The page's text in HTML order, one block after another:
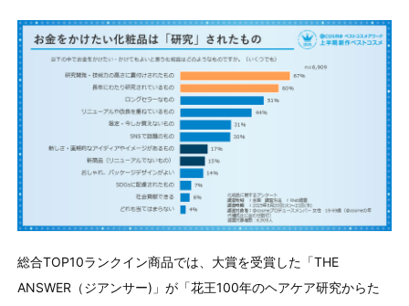
総合TOP10ランクイン商品では、大賞を受賞した「THE
ANSWER（ジアンサー)」が「花王100年のヘアケア研究からた